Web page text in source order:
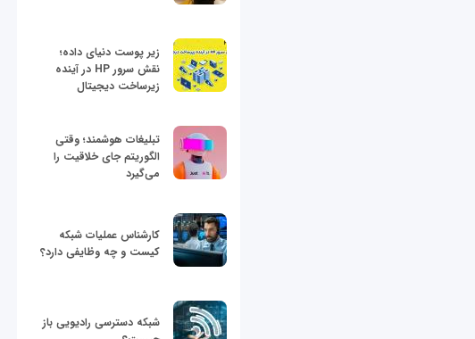
زیر پوست دنیای داده؛
نقش سرور HP در آینده
زیرساخت دیجیتال
تبلیغات هوشمند؛ وقتی
الگوریتم جای خلاقیت را
می‌گیرد
کارشناس عملیات شبکه
کیست و چه وظایفی دارد؟
شبکه دسترسی رادیویی باز